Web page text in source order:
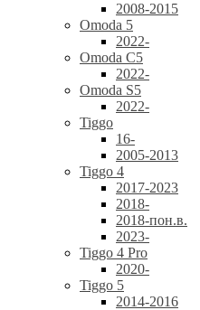
2008-2015
Omoda 5
2022-
Omoda C5
2022-
Omoda S5
2022-
Tiggo
16-
2005-2013
Tiggo 4
2017-2023
2018-
2018-пон.в.
2023-
Tiggo 4 Pro
2020-
Tiggo 5
2014-2016